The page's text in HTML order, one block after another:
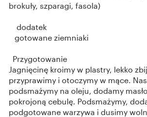
brokuły, szparagi, fasola)
dodatek
gotowane ziemniaki
Przygotowanie
Jagnięcinę kroimy w plastry, lekko
przyprawimy i otoczymy w mące.
podsmażymy na oleju, dodamy
pokrojoną cebulę. Podsmażymy,
podgotowane warzywa i dusimy